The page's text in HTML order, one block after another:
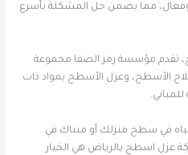
مما يضمن حل المشكلة بأسرع
تقدم مؤسسة رمز الصفا مجموعة
الأسطح، وعزل الأسطح بمواد ذات
في سطح منزلك أو مبناك في
عزل اسطح بالرياض هي الخيار